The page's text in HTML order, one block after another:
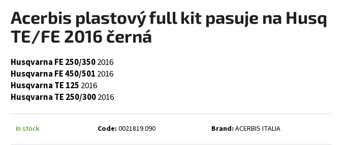
product
rating
is
of
5
stars.
Acerbis plastový full kit pasuje na Husq
TE/FE 2016 černá
Husqvarna FE 250/3502016
Husqvarna FE 450/501 2016
Husqvarna TE 125 2016
Husqvarna TE 250/3002016
In stock Code: 0021819.090 Brand:ACERBIS ITALIA
SEARCH